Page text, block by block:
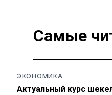
Самые
ЭКОНОМИКА
Актуальный курс